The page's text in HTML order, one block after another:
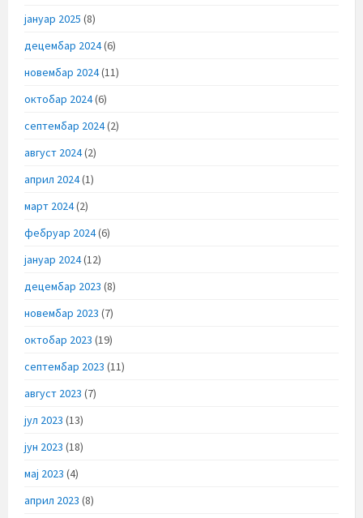
јануар 2025 (8)
децембар 2024(6)
новембар 2024(11)
октобар 2024(6)
септембар 2024(2)
август 2024(2)
април 2024(1)
март 2024(2)
фебруар 2024(6)
јануар 2024(12)
децембар 2023 (8)
новембар 2023 (7)
октобар 2023 (19)
септембар 2023 (11)
август 2023 (7)
јул 2023 (13)
јун 2023 (18)
мај 2023 (4)
април 2023 (8)